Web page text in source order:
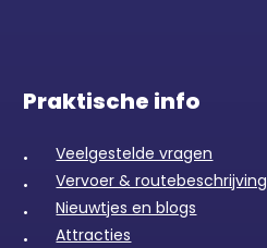
Praktische info
Veelgestelde vragen
Vervoer & routebeschrijving
Nieuwtjes en blogs
Attracties